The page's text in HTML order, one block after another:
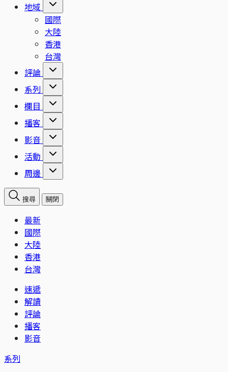
地域
國際
大陸
香港
台灣
評論
系列
欄目
播客
影音
活動
周邊
搜尋 關閉
最新
國際
大陸
香港
台灣
速遞
解讀
評論
播客
影音
系列